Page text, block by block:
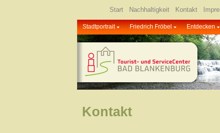
Start Nachhaltigkeit Kontakt
Stadtportrait Friedrich Fröbel Entdecken
Kontakt